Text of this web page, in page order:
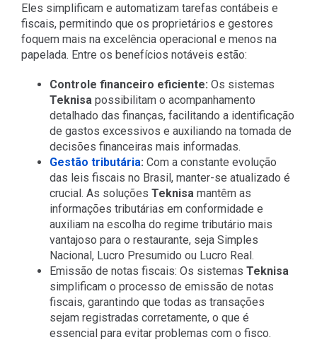
Eles simplificam e automatizam tarefas contábeis e
fiscais, permitindo que os proprietários e gestores
foquem mais na excelência operacional e menos na
papelada. Entre os benefícios notáveis estão:
Controle financeiro eficiente: Os sistemas
Teknisapossibilitam o acompanhamento
detalhado das finanças, facilitando a identificação
de gastos excessivos e auxiliando na tomada de
decisões financeiras mais informadas.
Gestão tributária: Com a constante evolução
das leis fiscais no Brasil, manter-se atualizado é
crucial. As soluções Teknisamantêm as
informações tributárias em conformidade e
auxiliam na escolha do regime tributário mais
vantajoso para o restaurante, seja Simples
Nacional, Lucro Presumido ou Lucro Real.
Emissão de notas fiscais: Os sistemas Teknisa
simplificam o processo de emissão de notas
fiscais, garantindo que todas as transações
sejam registradas corretamente, o que é
essencial para evitar problemas com o fisco.